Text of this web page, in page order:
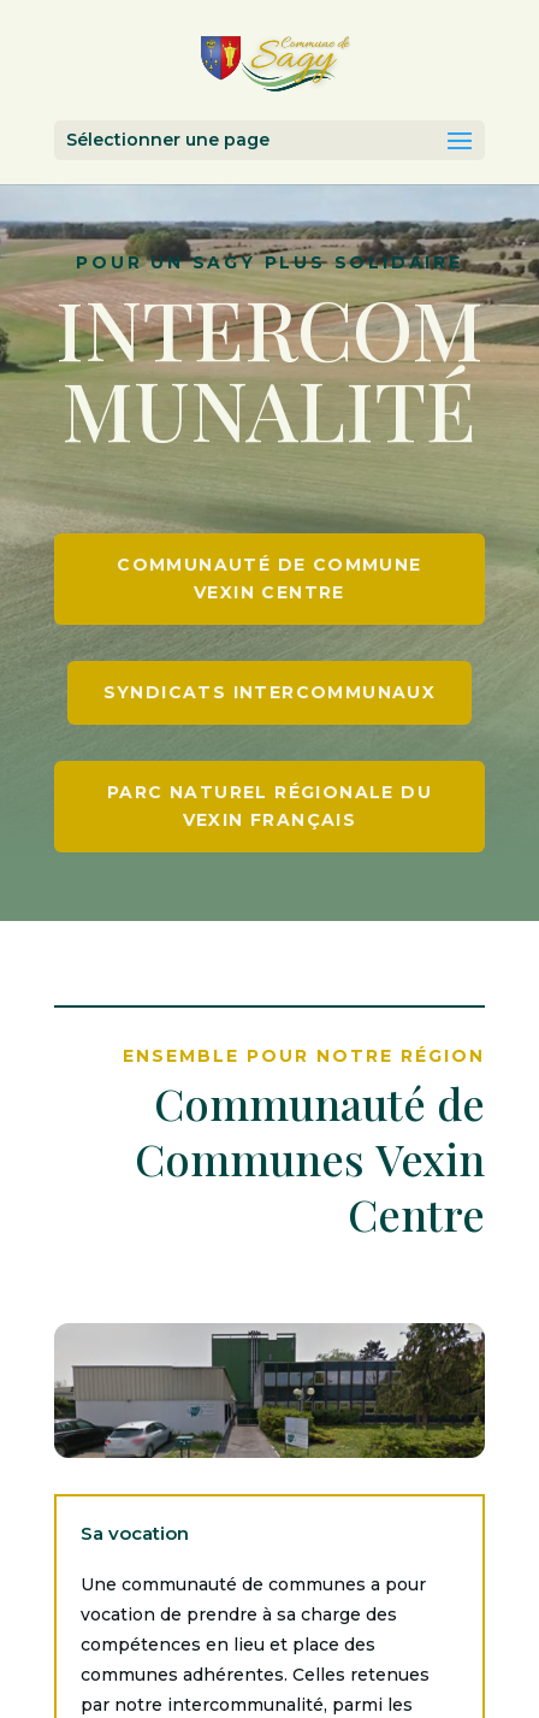
Sélectionner une page
POUR UN SAGY PLUS SOLIDAIRE
INTERCOM
MUNALITÉ
COMMUNAUTÉ DE COMMUNE
VEXIN CENTRE
SYNDICATS INTERCOMMUNAUX
PARC NATUREL RÉGIONALE DU
VEXIN FRANÇAIS
ENSEMBLE POUR NOTRE RÉGION
Communauté de
Communes Vexin
Centre
Sa vocation
Une communauté de communes a pour
vocation de prendre à sa charge des
compétences en lieu et place des
communes adhérentes. Celles retenues
par notre intercommunalité, parmi les